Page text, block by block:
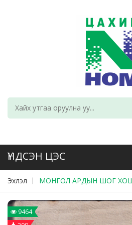
Эхлэл МОНГОЛ АРДЫН ШОГ
9464